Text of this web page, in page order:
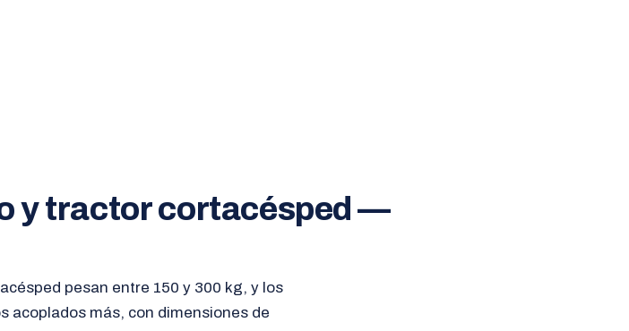
y tractor cortacésped —
pesan entre 150 y 300 kg, y los
acoplados más, con dimensiones de